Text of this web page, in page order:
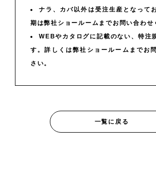
ナラ、カバ以外は受注生産となって
期は弊社ショールームまでお問い合わせ
WEBやカタログに記載のない、特注
す。詳しくは弊社ショールームまでお
さい。
一覧に戻る